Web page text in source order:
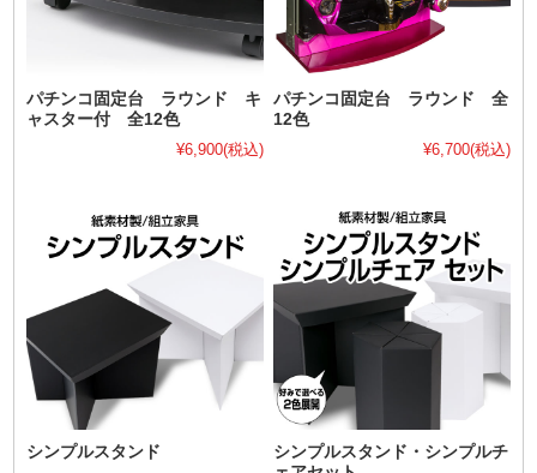
パチンコ固定台 ラウンド キ
ャスター付 全12色
¥6,900(税込)
パチンコ固定台 ラウンド 全
12色
¥6,700(税込)
シンプルスタンド
シンプルスタンド・シンプルチ